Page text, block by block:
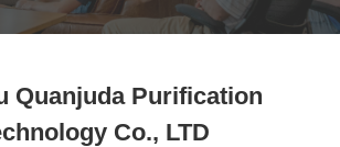
Quanjuda Purification
Co., LTD